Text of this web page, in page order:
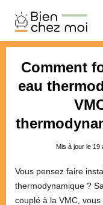
Bien
Chez
Moi
Comment
eau
Mis à jour le 19
Vous pensez faire
thermodynamique ?
couplé à la VMC,